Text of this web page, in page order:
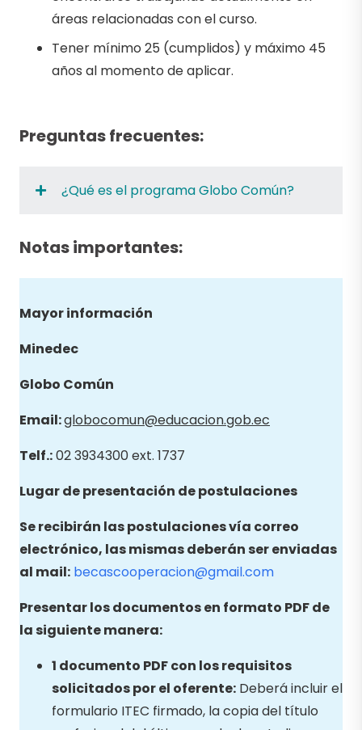
áreas relacionadas con el curso.
Tener mínimo 25 (cumplidos) y máximo 45
años al momento de aplicar.
Preguntas frecuentes:
¿Qué es el programa Globo Común?
Notas importantes:
Mayor información
Minedec
Globo Común
Email:globocomun@educacion.gob.ec
Telf.:02 3934300 ext. 1737
Lugar de presentación de postulaciones
Se recibirán las postulaciones vía correo
electrónico, las mismas deberán ser enviadas
al mail: becascooperacion@gmail.com
Presentar los documentos en formato PDF de
la siguiente manera:
1 documento PDF con los requisitos
solicitados por el oferente: Deberá incluir el
formulario ITEC firmado, la copia del título